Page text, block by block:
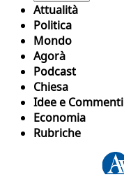
Attualità
Politica
Mondo
Agorà
Podcast
Chiesa
Idee e Commenti
Economia
Rubriche